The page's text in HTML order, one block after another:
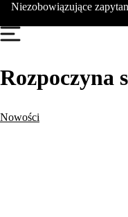
Niezobowiązujące
Rozpoczyna
Nowości